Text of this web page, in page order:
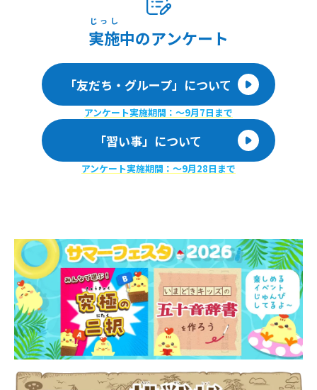
実施
じっし
中のアンケート
「友だち・グループ」について
アンケート実施期間：〜9月7日まで
「習い事」について
アンケート実施期間：〜9月28日まで